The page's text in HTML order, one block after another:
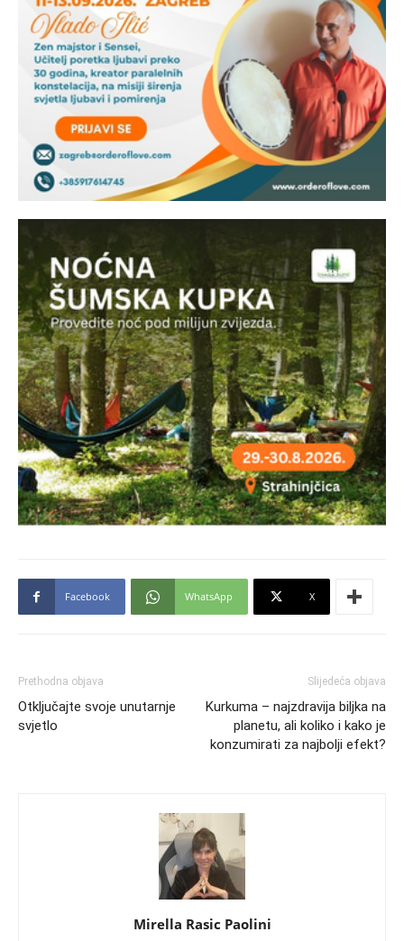
Facebook WhatsApp X
Prethodna objava
Otključajte svoje unutarnje
svjetlo
Slijedeća objava
Kurkuma – najzdravija biljka na
planetu, ali koliko i kako je
konzumirati za najbolji efekt?
Mirella Rasic Paolini